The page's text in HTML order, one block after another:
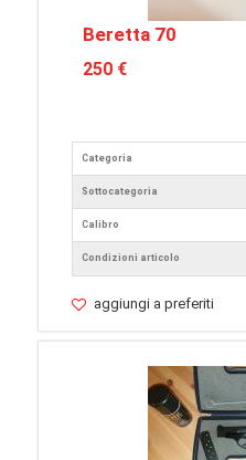
Beretta 70
250 €
Categoria
Sottocategoria
Calibro
Condizioni articolo
aggiungi a preferiti